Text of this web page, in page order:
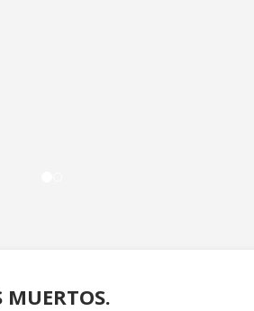
MUERTOS.